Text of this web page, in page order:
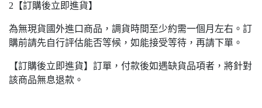
2【訂購後立即進貨】
為無現貨國外進口商品，調貨時間至少約需一個月左右。訂
購前請先自行評估能否等候，如能接受等待，再請下單。
【訂購後立即進貨】訂單，付款後如遇缺貨品項者，將針對
該商品無息退款。